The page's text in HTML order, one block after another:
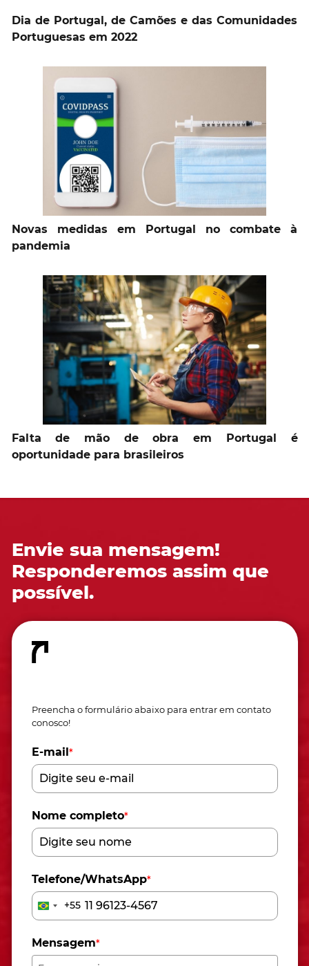
Dia de Portugal, de Camões e das Comunidades
Portuguesas em 2022
Novas medidas em Portugal no combate à
pandemia
Falta de mão de obra em Portugal é
oportunidade para brasileiros
Envie sua mensagem!
Responderemos assim que
possível.
Preencha o formulário abaixo para entrar em contato
conosco!
E-mail*
Nome completo*
Telefone/WhatsApp*
Brazil
+55
+55
Mensagem*